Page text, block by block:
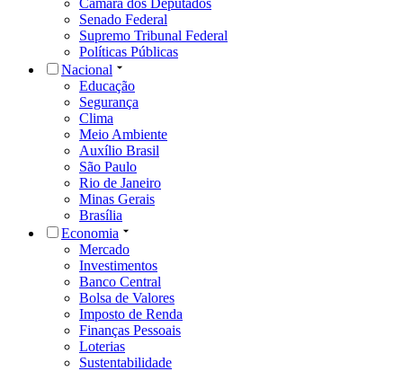
Senado Federal
Supremo Tribunal Federal
Políticas Públicas
Nacional
Educação
Segurança
Clima
Meio Ambiente
Auxílio Brasil
São Paulo
Rio de Janeiro
Minas Gerais
Brasília
Economia
Mercado
Investimentos
Banco Central
Bolsa de Valores
Imposto de Renda
Finanças Pessoais
Loterias
Sustentabilidade